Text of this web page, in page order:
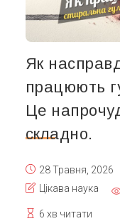
Як
працюють
Це
складно.
28 Травня, 2026
Цікава наука
6 хв читати